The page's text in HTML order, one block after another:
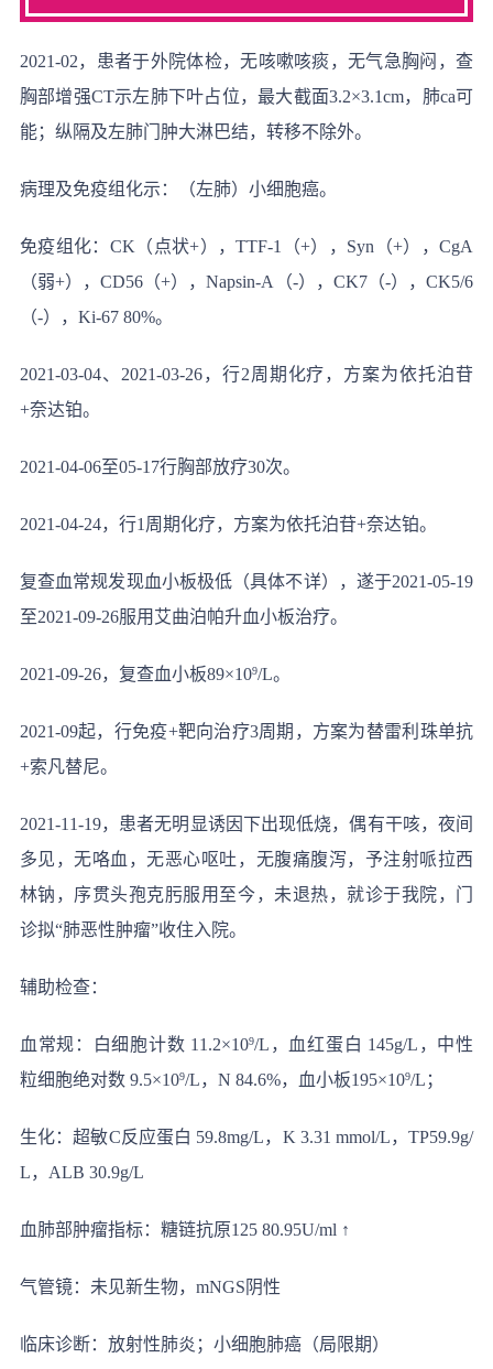
2021-02，患者于外院体检，无咳嗽咳痰，无气急胸闷，查
胸部增强CT示左肺下叶占位，最大截面3.2×3.1cm，肺ca可
能；纵隔及左肺门肿大淋巴结，转移不除外。
病理及免疫组化示：（左肺）小细胞癌。
免疫组化：CK（点状+），TTF-1（+），Syn（+），CgA
（弱+），CD56（+），Napsin-A（-），CK7（-），CK5/6
（-），Ki-67 80%。
2021-03-04、2021-03-26，行2周期化疗，方案为依托泊苷
+奈达铂。
2021-04-06至05-17行胸部放疗30次。
2021-04-24，行1周期化疗，方案为依托泊苷+奈达铂。
复查血常规发现血小板极低（具体不详），遂于2021-05-19
至2021-09-26服用艾曲泊帕升血小板治疗。
2021-09-26，复查血小板89×109/L。
2021-09起，行免疫+靶向治疗3周期，方案为替雷利珠单抗
+索凡替尼。
2021-11-19，患者无明显诱因下出现低烧，偶有干咳，夜间
多见，无咯血，无恶心呕吐，无腹痛腹泻，予注射哌拉西
林钠，序贯头孢克肟服用至今，未退热，就诊于我院，门
诊拟“肺恶性肿瘤”收住入院。
辅助检查：
血常规：白细胞计数 11.2×109/L，血红蛋白 145g/L，中性
粒细胞绝对数 9.5×109/L，N 84.6%，血小板195×109/L；
生化：超敏C反应蛋白 59.8mg/L，K 3.31 mmol/L，TP59.9g/
L，ALB 30.9g/L
血肺部肿瘤指标：糖链抗原125 80.95U/ml ↑
气管镜：未见新生物，mNGS阴性
临床诊断： 放射性肺炎；小细胞肺癌（局限期）